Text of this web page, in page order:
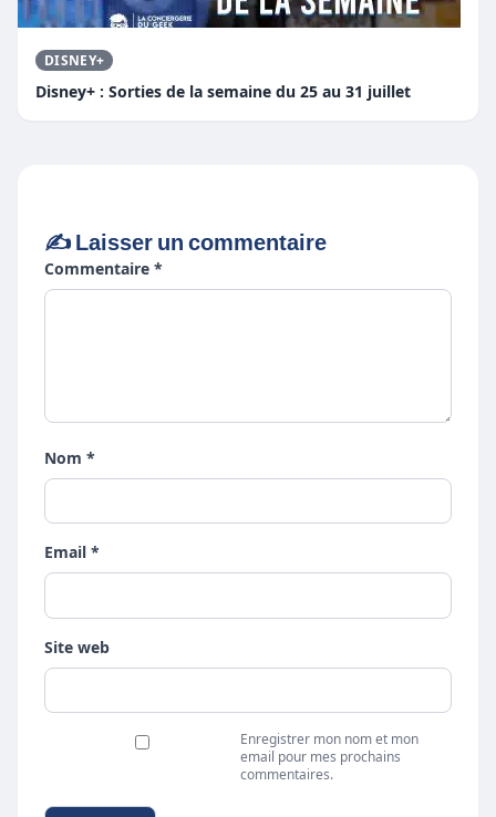
DISNEY+
Disney+ : Sorties de la semaine du 25 au 31 juillet
✍️ Laisser un commentaire
Commentaire *
Nom *
Email *
Site web
Enregistrer mon nom et mon
email pour mes prochains
commentaires.